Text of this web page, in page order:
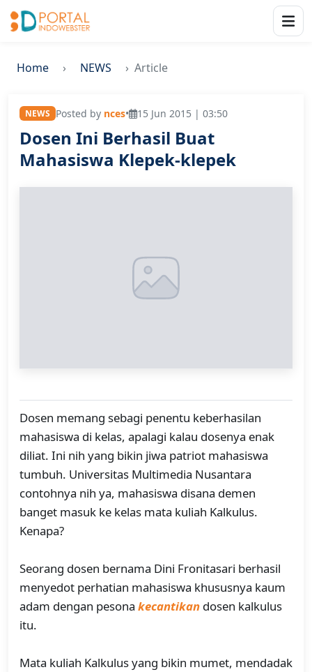
Home NEWS Article
NEWS Posted by nces• 15 Jun 2015 | 03:50
Dosen Ini Berhasil Buat
Mahasiswa Klepek-klepek
Dosen memang sebagi penentu keberhasilan
mahasiswa di kelas, apalagi kalau dosenya enak
diliat. Ini nih yang bikin jiwa patriot mahasiswa
tumbuh. Universitas Multimedia Nusantara
contohnya nih ya, mahasiswa disana demen
banget masuk ke kelas mata kuliah Kalkulus.
Kenapa?
Seorang dosen bernama Dini Fronitasari berhasil
menyedot perhatian mahasiswa khususnya kaum
adam dengan pesona kecantikan dosen kalkulus
itu.
Mata kuliah Kalkulus yang bikin mumet, mendadak